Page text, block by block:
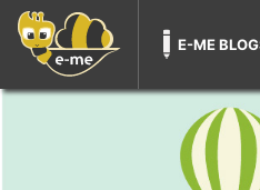
E-ME